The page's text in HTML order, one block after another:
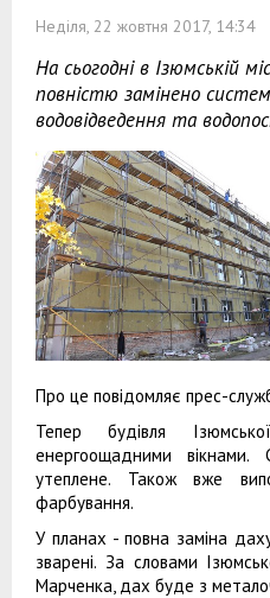
Неділя, 22 жовтня 2017, 14:34
На сьогодні в Ізюмській
повністю замінено
водовідведення та
Про це повідомляє прес-
Тепер будівля
енергоощадними
утеплене. Також вже
фарбування.
У планах - повна заміна
зварені. За словами
Марченка, дах буде з